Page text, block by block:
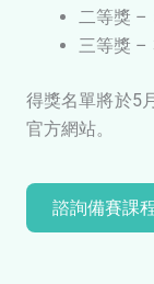
二等獎 –
三等獎 –
得獎名單將於5
官方網站。
諮詢備賽課